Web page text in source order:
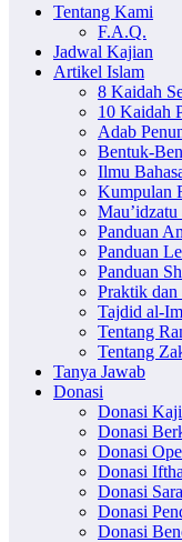
Tentang Kami
F.A.Q.
Jadwal Kajian
Artikel Islam
8 Kaidah
10 Kaidah
Adab
Bentuk-
Ilmu
Kumpulan
Mau’idzatu
Panduan
Panduan
Panduan
Praktik dan
Tajdid al-
Tentang
Tentang
Tanya Jawab
Donasi
Donasi
Donasi
Donasi
Donasi
Donasi
Donasi
Donasi